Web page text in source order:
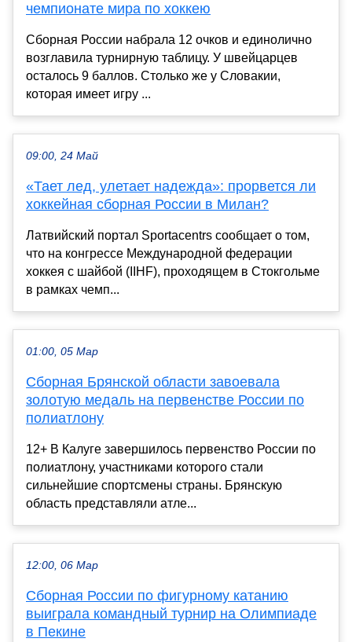
чемпионате мира по хоккею
Сборная России набрала 12 очков и единолично
возглавила турнирную таблицу. У швейцарцев
осталось 9 баллов. Столько же у Словакии,
которая имеет игру ...
09:00, 24 Май
«Тает лед, улетает надежда»: прорвется ли
хоккейная сборная России в Милан?
Латвийский портал Sportacentrs сообщает о том,
что на конгрессе Международной федерации
хоккея с шайбой (IIHF), проходящем в Стокгольме
в рамках чемп...
01:00, 05 Мар
Сборная Брянской области завоевала
золотую медаль на первенстве России по
полиатлону
12+ В Калуге завершилось первенство России по
полиатлону, участниками которого стали
сильнейшие спортсмены страны. Брянскую
область представляли атле...
12:00, 06 Мар
Сборная России по фигурному катанию
выиграла командный турнир на Олимпиаде
в Пекине